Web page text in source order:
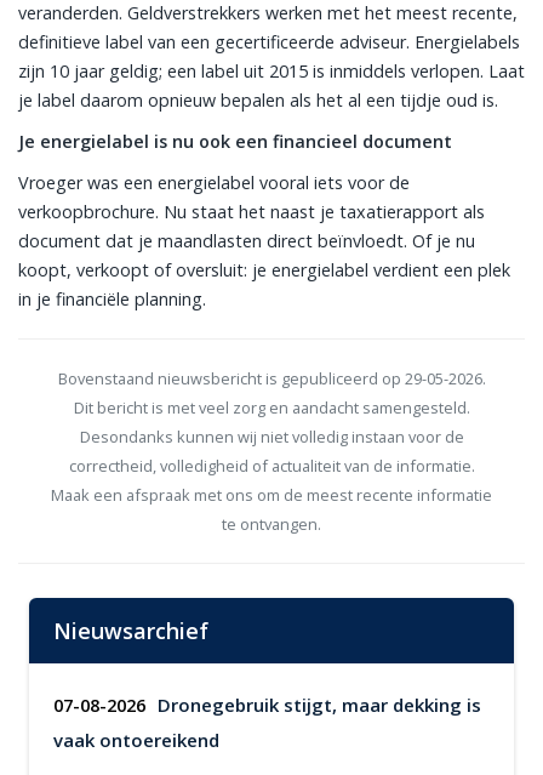
veranderden. Geldverstrekkers werken met het meest recente,
definitieve label van een gecertificeerde adviseur. Energielabels
zijn 10 jaar geldig; een label uit 2015 is inmiddels verlopen. Laat
je label daarom opnieuw bepalen als het al een tijdje oud is.
Je energielabel is nu ook een financieel document
Vroeger was een energielabel vooral iets voor de
verkoopbrochure. Nu staat het naast je taxatierapport als
document dat je maandlasten direct beïnvloedt. Of je nu
koopt, verkoopt of oversluit: je energielabel verdient een plek
in je financiële planning.
Bovenstaand nieuwsbericht is gepubliceerd op 29-05-2026.
Dit bericht is met veel zorg en aandacht samengesteld.
Desondanks kunnen wij niet volledig instaan voor de
correctheid, volledigheid of actualiteit van de informatie.
Maak een afspraak met ons om de meest recente informatie
te ontvangen.
Nieuwsarchief
07-08-2026 Dronegebruik stijgt, maar dekking is
vaak ontoereikend